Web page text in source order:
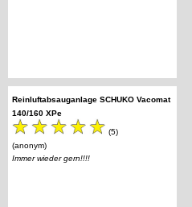
Reinluftabsauganlage SCHUKO Vacomat
140/160 XPe
(5)
(anonym)
Immer wieder gern!!!!